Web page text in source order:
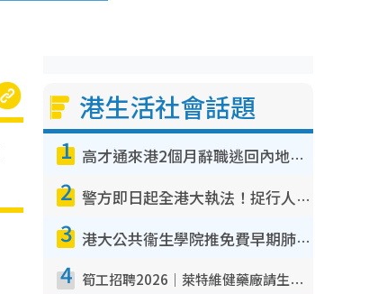
港生活社會話題
1 高才通來港2個月辭職逃回內地！控訴港企3宗罪 歎微管理極窒息
2 警方即日起全港大執法！捉行人亂過馬路+司機不專注駕駛！亂過馬路罰$2000
3 港大公共衞生學院推免費早期肺癌篩查！合資格人士將獲全額資助定期血液化驗／電腦斷層掃描／風險評估
4 筍工招聘2026｜萊特維健藥廠請生產操作員！月薪高達$1.7萬 冷氣廠房/五天工作/保證雙糧